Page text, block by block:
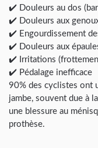
✔️ Douleurs au dos
✔️ Douleurs aux
✔️ Engourdissement
✔️ Douleurs aux
✔️ Irritations
✔️ Pédalage inefficace
90% des cyclistes ont
jambe, souvent due à
une blessure au
prothèse.